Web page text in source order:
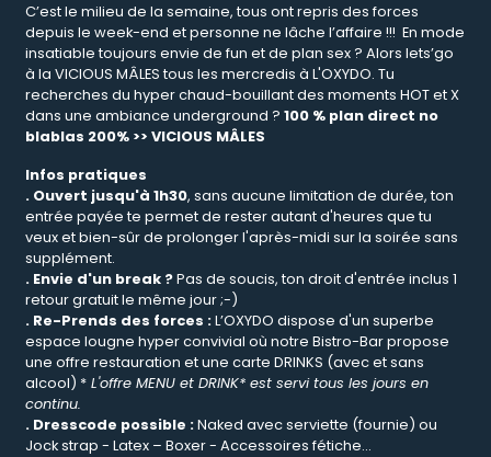
C’est le milieu de la semaine, tous ont repris des forces
depuis le week-end et personne ne lâche l’affaire !!! En mode
insatiable toujours envie de fun et de plan sex ? Alors lets’go
à la VICIOUS MÂLES tous les mercredis à L'OXYDO. Tu
recherches du hyper chaud-bouillant des moments HOT et X
dans une ambiance underground ? 100 % plan direct no
blablas 200% >> VICIOUS MÂLES
Infos pratiques
. Ouvert jusqu'à 1h30, sans aucune limitation de durée, ton
entrée payée te permet de rester autant d'heures que tu
veux et bien-sûr de prolonger l'après-midi sur la soirée sans
supplément.
. Envie d'un break ?Pas de soucis, ton droit d'entrée inclus 1
retour gratuit le même jour ;-)
. Re-Prends des forces :L’OXYDO dispose d'un superbe
espace lougne hyper convivial où notre Bistro-Bar propose
une offre restauration et une carte DRINKS (avec et sans
alcool) *L'offre MENU et DRINK* est servi tous les jours en
continu.
. Dresscode possible :Naked avec serviette (fournie) ou
Jock strap - Latex – Boxer - Accessoires fétiche...